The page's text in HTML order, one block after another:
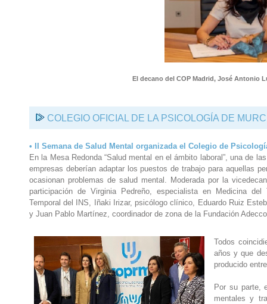
El decano del COP Madrid, José Antonio
COLEGIO OFICIAL DE LA PSICOLOGÍA DE
•
II Semana de Salud Mental organizada el Colegio de
En la Mesa Redonda “Salud mental en el ámbito laboral”, una de
empresas deberían adaptar los puestos de trabajo para aquellas
ocasionan problemas de salud mental. Moderada por la
participación de Virginia Pedreño, especialista en Medicina
Temporal del INS, Iñaki Irizar, psicólogo clínico, Eduardo Ruiz
y Juan Pablo Martínez, coordinador de zona de la Fundación
Todos
años y que
producido
Por su parte,
mentales y